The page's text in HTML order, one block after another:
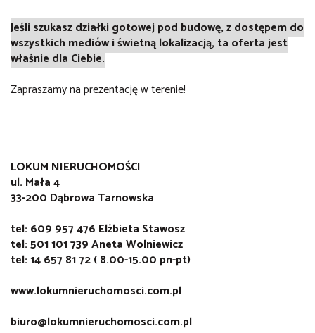
Jeśli szukasz działki gotowej pod budowę, z dostępem do
wszystkich mediów i świetną lokalizacją, ta oferta jest
właśnie dla Ciebie.
Zapraszamy na prezentację w terenie!
LOKUM NIERUCHOMOŚCI
ul. Mała 4
33-200 Dąbrowa Tarnowska
tel: 609 957 476 Elżbieta Stawosz
tel: 501 101 739 Aneta Wolniewicz
tel: 14 657 81 72 ( 8.00-15.00 pn-pt)
www.lokumnieruchomosci.com.pl
biuro@lokumnieruchomosci.com.pl